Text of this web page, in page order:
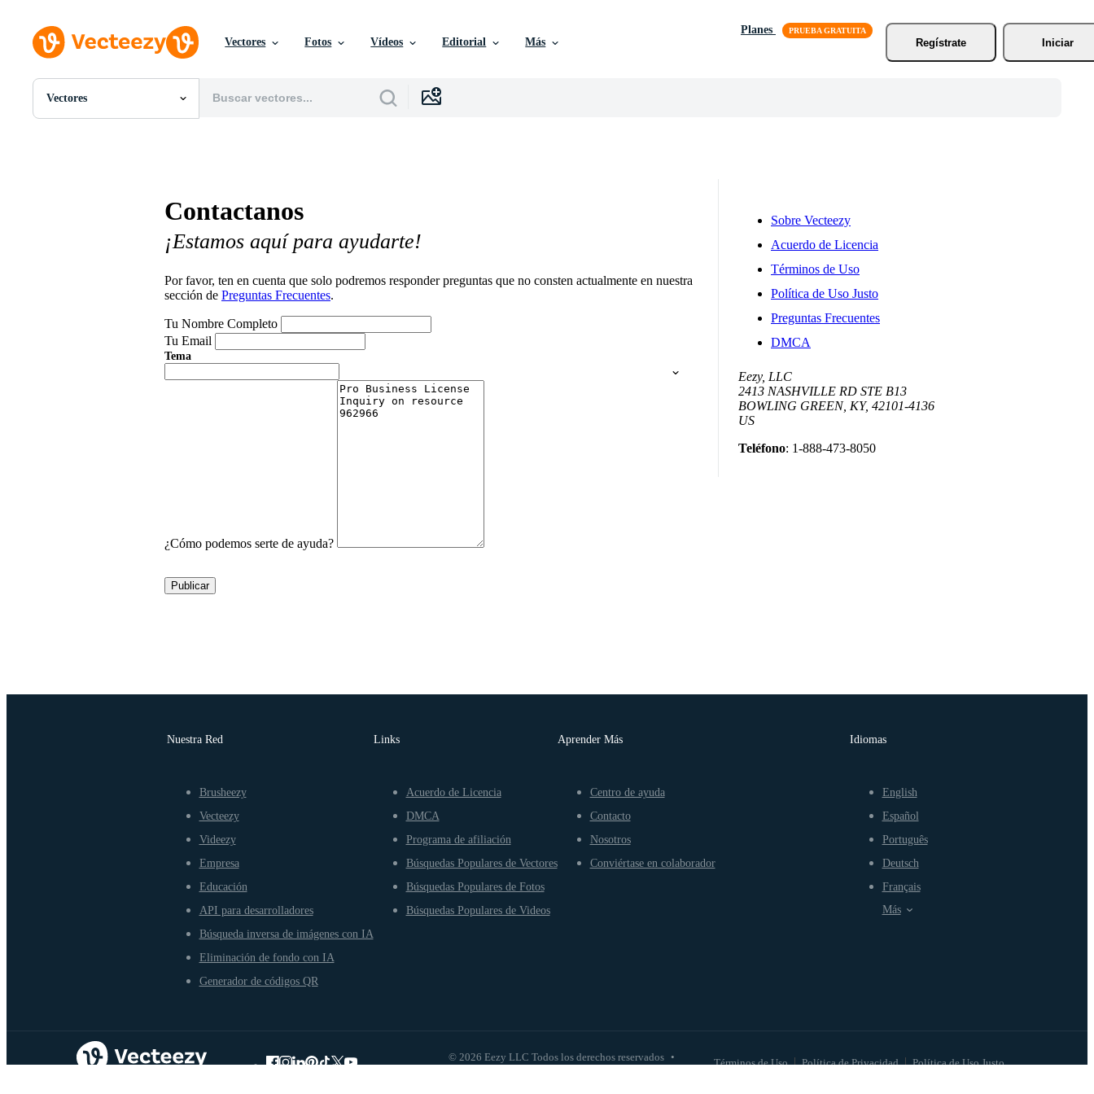
Vectores Fotos Vídeos Editorial Más
Planes
Regístrate
Iniciar
Vectores
Todas Imágenes
Gráficos en Movimiento
Contactanos
¡Estamos aquí para ayudarte!
Por favor, ten en cuenta que solo podremos responder preguntas que no consten actualmente en nuestra
sección de Preguntas Frecuentes.
Tu Nombre Completo
Tu Email
Tema
¿Cómo podemos serte de ayuda?
Publicar
Sobre Vecteezy
Acuerdo de Licencia
Términos de Uso
Política de Uso Justo
Preguntas Frecuentes
DMCA
Eezy, LLC
2413 NASHVILLE RD STE B13
BOWLING GREEN, KY, 42101-4136
US
Teléfono: 1-888-473-8050
Nuestra Red
Brusheezy
Vecteezy
Videezy
Empresa
Educación
API para desarrolladores
Búsqueda inversa de imágenes con IA
Eliminación de fondo con IA
Generador de códigos QR
Links
Acuerdo de Licencia
DMCA
Programa de afiliación
Búsquedas Populares de Vectores
Búsquedas Populares de Fotos
Búsquedas Populares de Videos
Aprender Más
Centro de ayuda
Contacto
Nosotros
Conviértase en colaborador
© 2026 Eezy LLC Todos los derechos reservados • Términos de Uso Política de Privacidad Política de Uso Justo
Idiomas
English
Español
Português
Deutsch
Français
Más